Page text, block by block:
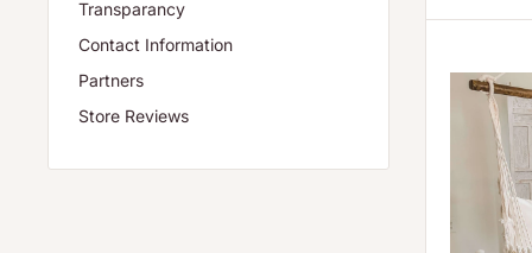
Transparancy
Contact Information
Partners
Store Reviews